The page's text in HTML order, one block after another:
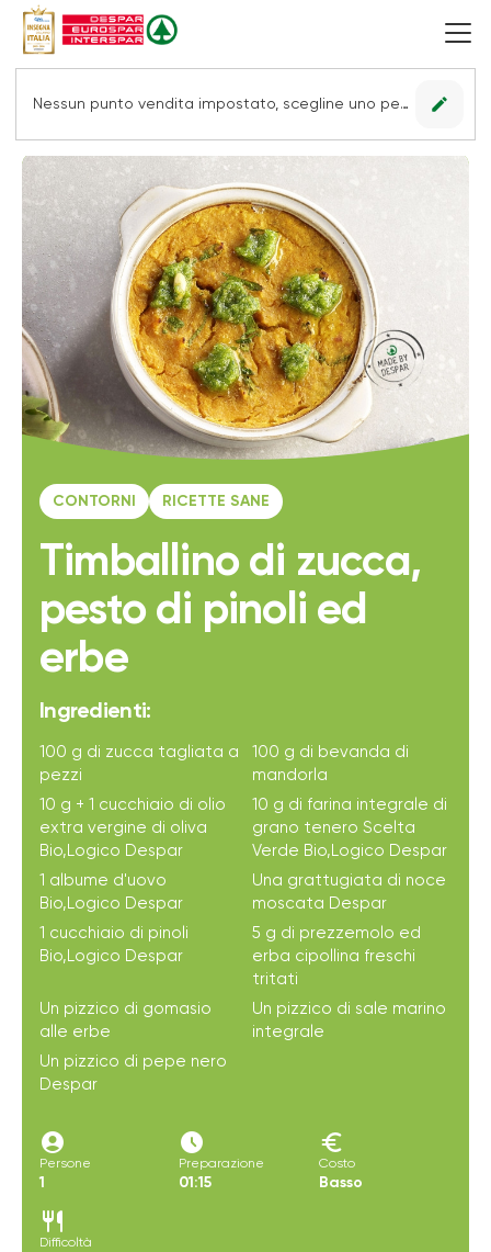
Nessun punto vendita impostato, scegline uno per vedere le offerte. edit
CONTORNI RICETTE SANE
Timballino di zucca,
pesto di pinoli ed
erbe
Ingredienti:
100 g di zucca tagliata a
pezzi
100 g di bevanda di
mandorla
10 g + 1 cucchiaio di olio
extra vergine di oliva
Bio,Logico Despar
10 g di farina integrale di
grano tenero Scelta
Verde Bio,Logico Despar
1 albume d'uovo
Bio,Logico Despar
Una grattugiata di noce
moscata Despar
1 cucchiaio di pinoli
Bio,Logico Despar
5 g di prezzemolo ed
erba cipollina freschi
tritati
Un pizzico di gomasio
alle erbe
Un pizzico di sale marino
integrale
Un pizzico di pepe nero
Despar
account_circle
Persone
1
access_time_filled
Preparazione
01:15
euro
Costo
Basso
restaurant
Difficoltà